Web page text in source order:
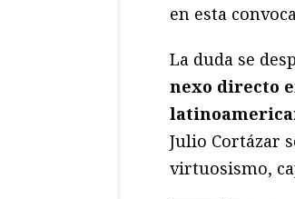
en esta
La duda se
nexo directo
Julio Cortázar
virtuosismo,